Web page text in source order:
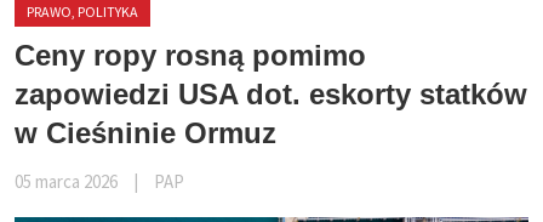
PRAWO, POLITYKA
Ceny ropy rosną pomimo
zapowiedzi USA dot. eskorty statków
w Cieśninie Ormuz
05 marca 2026 PAP